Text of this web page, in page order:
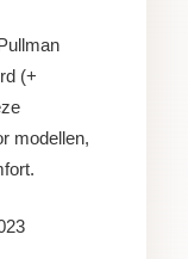
(+
modellen,